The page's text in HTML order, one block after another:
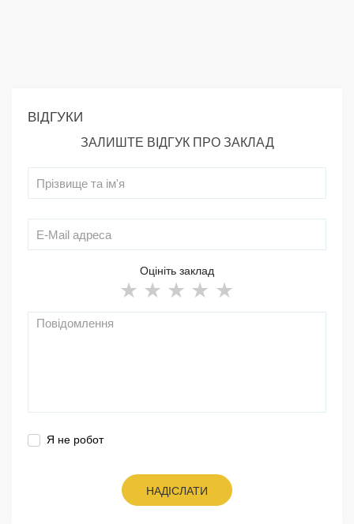
ВІДГУКИ
ЗАЛИШТЕ ВІДГУК ПРО ЗАКЛАД
Оцініть заклад
Я не робот
НАДІСЛАТИ